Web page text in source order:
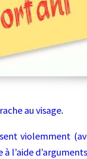
au visage.
violemment
l’aide